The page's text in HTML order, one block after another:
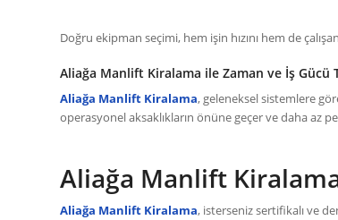
Doğru ekipman seçimi, hem işin hızını hem de
Aliağa Manlift Kiralama ile Zaman ve İş Gücü
Aliağa Manlift Kiralama, geleneksel sistemlere
operasyonel aksaklıkların önüne geçer ve daha az
Aliağa Manlift
Aliağa Manlift Kiralama, isterseniz sertifikalı ve